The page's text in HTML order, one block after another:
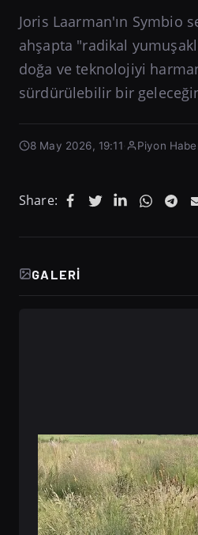
Joris Laarman'ın Symbio
ahşapta "radikal
doğa ve teknolojiyi
sürdürülebilir bir geleceğin
8 May 2026, 19:11 Piyon
Share:
GALERI